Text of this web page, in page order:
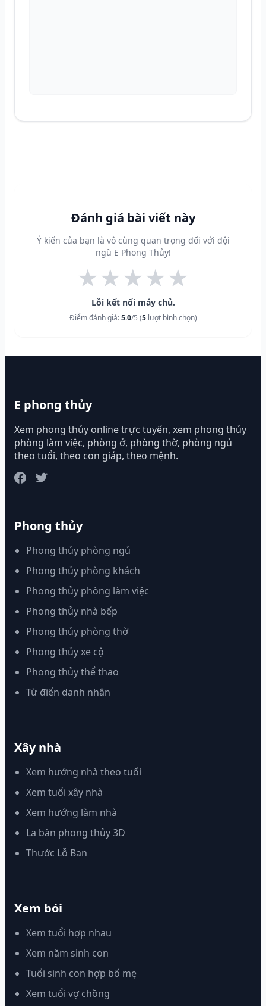
Đánh giá bài viết này
Ý kiến của bạn là vô cùng quan trọng đối với đội
ngũ E Phong Thủy!
★★★★★
Lỗi kết nối máy chủ.
Điểm đánh giá:5.0/5 (5lượt bình chọn)
E phong thủy
Xem phong thủy online trực tuyến, xem phong thủy
phòng làm việc, phòng ở, phòng thờ, phòng ngủ
theo tuổi, theo con giáp, theo mệnh.
Phong thủy
Phong thủy phòng ngủ
Phong thủy phòng khách
Phong thủy phòng làm việc
Phong thủy nhà bếp
Phong thủy phòng thờ
Phong thủy xe cộ
Phong thủy thể thao
Từ điển danh nhân
Xây nhà
Xem hướng nhà theo tuổi
Xem tuổi xây nhà
Xem hướng làm nhà
La bàn phong thủy 3D
Thước Lỗ Ban
Xem bói
Xem tuổi hợp nhau
Xem năm sinh con
Tuổi sinh con hợp bố mẹ
Xem tuổi vợ chồng